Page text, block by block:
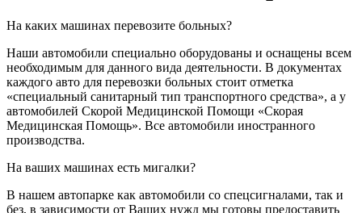
На каких машинах перевозите больных?
Наши автомобили специально оборудованы и оснащены всем
необходимым для данного вида деятельности. В документах
каждого авто для перевозки больных стоит отметка
«специальный санитарный тип транспортного средства», а у
автомобилей Скорой Медицинской Помощи «Скорая
Медицинская Помощь». Все автомобили иностранного
производства.
На ваших машинах есть мигалки?
В нашем автопарке как автомобили со спецсигналами, так и
без, в зависимости от Ваших нужд мы готовы предоставить